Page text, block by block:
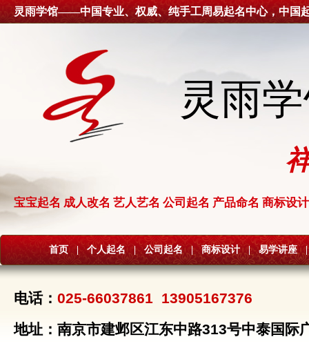
灵雨学馆——中国专业、权威、纯手工周易起名中心，中国
灵雨
宝宝起名 成人改名 艺人艺名 公司起名 产品命名 商标设计
首页 | 个人起名 | 公司起名 | 商标设计 | 易学讲座 |
电话： 025-66037861 13905167376
地址：南京市建邺区江东中路313号中泰国际